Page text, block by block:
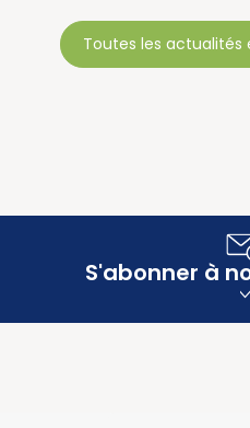
Toutes les actualités
S'abonner à